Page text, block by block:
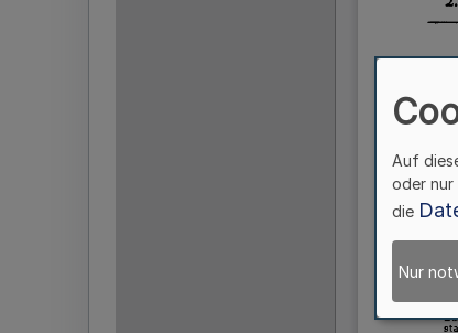
Auf
oder nur
die
Nur